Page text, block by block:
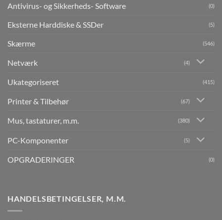
Antivirus- og Sikkerheds- Software (0)
Eksterne Harddiske & SSDer (5)
Skærme (546)
Netværk (4)
Ukategoriseret (415)
Printer & Tilbehør (67)
Mus, tastaturer, m.m. (380)
PC-Komponenter (5)
OPGRADERINGER (0)
HANDELSBETINGELSER, M.M.